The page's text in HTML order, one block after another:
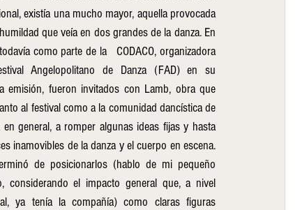
existía una mucho mayor, aquella provocada
que veía en dos grandes de la danza. En
como parte de la   CODACO, organizadora
Angelopolitano de Danza (FAD) en su
emisión, fueron invitados con Lamb, obra que
al festival como a la comunidad dancística de
en general, a romper algunas ideas fijas y hasta
inamovibles de la danza y el cuerpo en escena.
de posicionarlos (hablo de mi pequeño
considerando el impacto general que, a nivel
ya tenía la compañía) como claras figuras